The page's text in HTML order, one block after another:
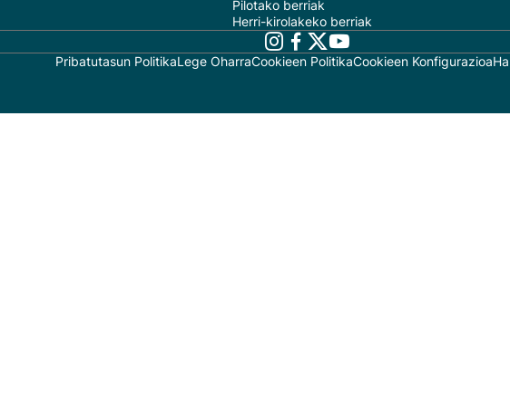
Pilotako berriak
Herri-kirolakeko berriak
Pribatutasun PolitikaLege OharraCookieen PolitikaCookieen Konfigurazioa